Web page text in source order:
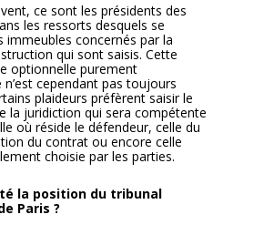
ce sont les présidents des
les ressorts desquels se
immeubles concernés par la
qui sont saisis. Cette
optionnelle purement
cependant pas toujours
plaideurs préfèrent saisir le
la juridiction qui sera compétente
où réside le défendeur, celle du
du contrat ou encore celle
choisie par les parties.
la position du tribunal
Paris ?